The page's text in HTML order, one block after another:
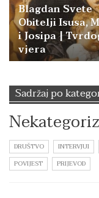
Blagdan Svete
Obitelji Isusa,
i Josipa |
vjera
Sadržaj po
DRUŠTVO INTERVJUI
POVIJEST
PRIJEVOD